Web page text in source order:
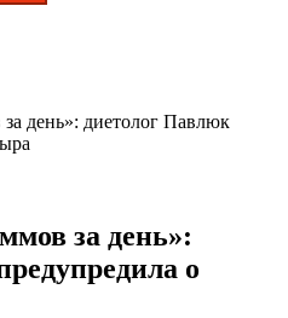
день»: диетолог Павлюк
за день»:
о